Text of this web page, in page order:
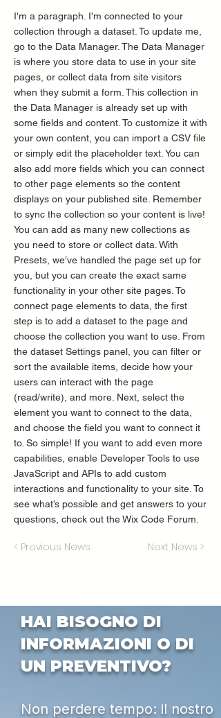
I'm a paragraph. I'm connected to your
collection through a dataset. To update me,
go to the Data Manager. The Data Manager
is where you store data to use in your site
pages, or collect data from site visitors
when they submit a form. This collection in
the Data Manager is already set up with
some fields and content. To customize it with
your own content, you can import a CSV file
or simply edit the placeholder text. You can
also add more fields which you can connect
to other page elements so the content
displays on your published site. Remember
to sync the collection so your content is live!
You can add as many new collections as
you need to store or collect data. With
Presets, we’ve handled the page set up for
you, but you can create the exact same
functionality in your other site pages. To
connect page elements to data, the first
step is to add a dataset to the page and
choose the collection you want to use. From
the dataset Settings panel, you can filter or
sort the available items, decide how your
users can interact with the page
(read/write), and more. Next, select the
element you want to connect to the data,
and choose the field you want to connect it
to. So simple! If you want to add even more
capabilities, enable Developer Tools to use
JavaScript and APIs to add custom
interactions and functionality to your site. To
see what’s possible and get answers to your
questions, check out the Wix Code Forum.
< Previous News Next News >
HAI BISOGNO DI
INFORMAZIONI O DI
UN PREVENTIVO?
Non perdere tempo: il nostro